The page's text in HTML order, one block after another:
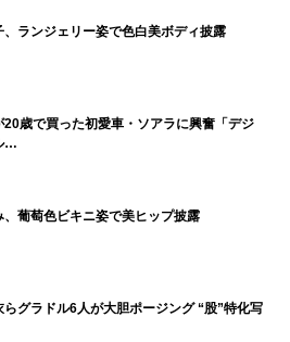
、ランジェリー姿で色白美ボディ披露
20歳で買った初愛車・ソアラに興奮「デジ
…
、葡萄色ビキニ姿で美ヒップ披露
らグラドル6人が大胆ポージング “股”特化写